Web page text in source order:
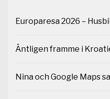
Europaresa 2026 –
Äntligen framme i
Nina och Google Maps